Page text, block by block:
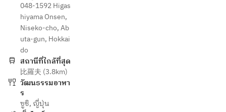
048-1592 Higas
hiyama Onsen,
Niseko-cho, Ab
uta-gun, Hokkai
do
สถานีที่ใกล้ที่สุด
比羅夫 (3.8km)
วัฒนธรรมอาหา
ร
ซูชิ, ญี่ปุ่น